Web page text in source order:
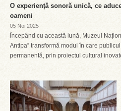
O experiență sonoră unică, ce
oameni
05 Noi 2025
Începând cu această lună, Muzeul
Antipa” transformă modul în care
permanentă, prin proiectul cultural